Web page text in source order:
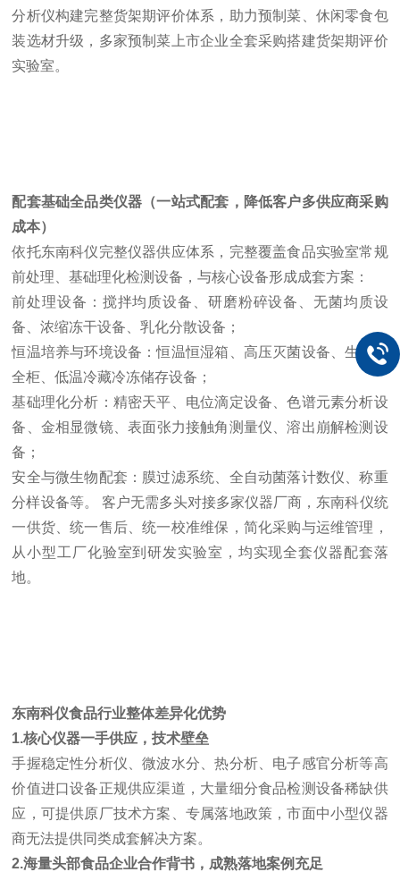
分析仪构建完整货架期评价体系，助力预制菜、休闲零食包
装选材升级，多家预制菜上市企业全套采购搭建货架期评价
实验室。
配套基础全品类仪器（一站式配套，降低客户多供应商采购
成本）
依托东南科仪完整仪器供应体系，完整覆盖食品实验室常规
前处理、基础理化检测设备，与核心设备形成成套方案：
前处理设备：搅拌均质设备、研磨粉碎设备、无菌均质设
备、浓缩冻干设备、乳化分散设备；
恒温培养与环境设备：恒温恒湿箱、高压灭菌设备、生物安
全柜、低温冷藏冷冻储存设备；
基础理化分析：精密天平、电位滴定设备、色谱元素分析设
备、 金相显微镜、表面张力接触角测量仪、溶出崩解检测设
备；
安全与微生物配套：膜过滤系统、全自动菌落计数仪、称重
分样设备等。 客户无需多头对接多家仪器厂商，东南科仪统
一供货、统一售后、统一校准维保，简化采购与运维管理，
从小型工厂化验室到研发实验室，均实现全套仪器配套落
地。
东南科仪食品行业整体差异化优势
1.核心仪器一手供应，技术壁垒
手握稳定性分析仪、微波水分、热分析、电子感官分析等高
价值进口设备正规供应渠道，大量细分食品检测设备稀缺供
应，可提供原厂技术方案、专属落地政策，市面中小型仪器
商无法提供同类成套解决方案。
2.海量头部食品企业合作背书，成熟落地案例充足